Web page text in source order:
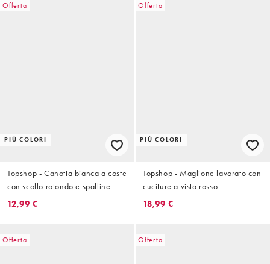
Offerta
PIÙ COLORI
Topshop - Canotta bianca a coste
con scollo rotondo e spalline
sottili
12,99 €
Offerta
PIÙ COLORI
Topshop - Maglione lavorato con
cuciture a vista rosso
18,99 €
Offerta Offerta